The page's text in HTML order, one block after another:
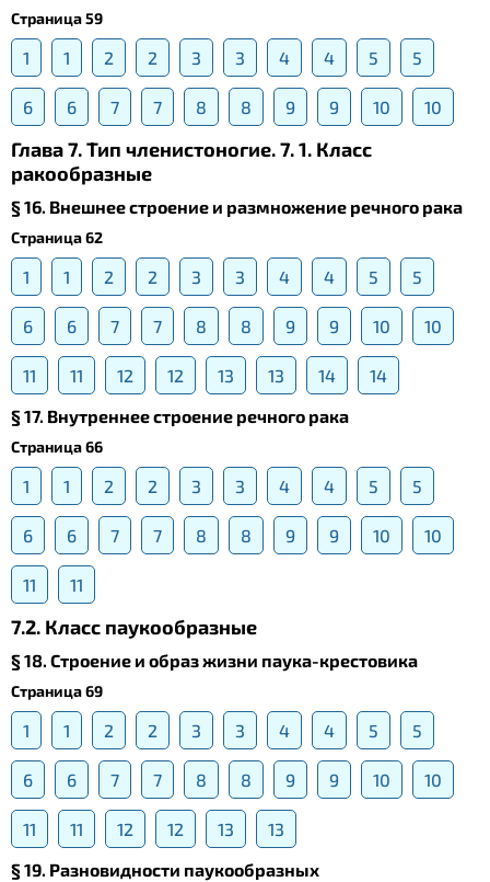
Страница 59
1 1 2 2 3 3 4 4 5 5
6 6 7 7 8 8 9 9 10 10
Глава 7. Тип членистоногие. 7. 1. Класс
ракообразные
§ 16. Внешнее строение и размножение речного рака
Страница 62
1 1 2 2 3 3 4 4 5 5
6 6 7 7 8 8 9 9 10 10
11 11 12 12 13 13 14
14
§ 17. Внутреннее строение речного рака
Страница 66
1 1 2 2 3 3 4 4 5 5
6 6 7 7 8 8 9 9 10 10
11 11
7.2. Класс паукообразные
§ 18. Строение и образ жизни паука-крестовика
Страница 69
1 1 2 2 3 3 4 4 5 5
6 6 7 7 8 8 9 9 10 10
11 11 12 12 13
13
§ 19. Разновидности паукообразных